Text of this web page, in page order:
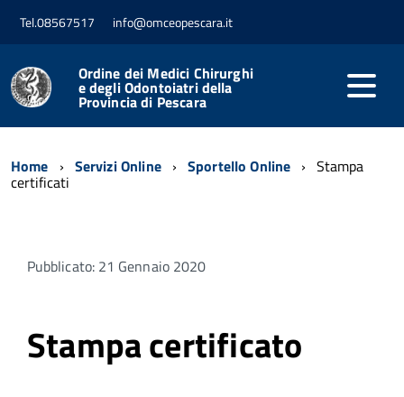
Tel.08567517 info@omceopescara.it
Ordine dei Medici Chirurghi
e degli Odontoiatri della
Provincia di Pescara
Home Servizi Online Sportello Online Stampa
certificati
Pubblicato: 21 Gennaio 2020
Stampa certificato